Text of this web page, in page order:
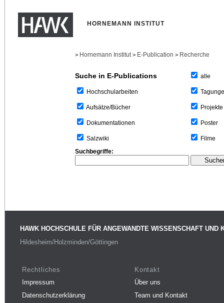
HORNEMANN INSTITUT
> Hornemann Institut > E-Publication > Recherche
Suche in E-Publications
Hochschularbeiten
Aufsätze/Bücher
Dokumentationen
Salzwiki
alle
Projekte
Poster
Filme
Suchbegriffe:
HAWK HOCHSCHULE FÜR ANGEWANDTE WISSENSCHAFT UND
Hildesheim/Holzminden/Göttingen
Rechtliches
Impressum
Datenschutzerklärung
Kontakt
Über uns
Team und Kontakt